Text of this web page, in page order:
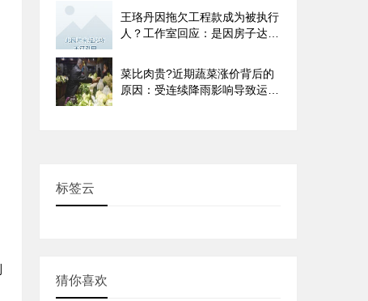
王珞丹因拖欠工程款成为被执行
人？工作室回应：是因房子达不
菜比肉贵?近期蔬菜涨价背后的
原因：受连续降雨影响导致运输
标签云
猜你喜欢